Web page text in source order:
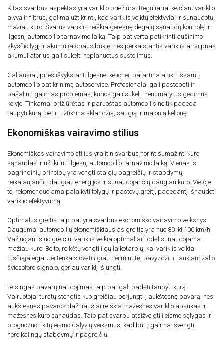
Kitas svarbus aspektas yra variklio priežiūra. Reguliariai keičiant variklio
alyvą ir filtrus, galima užtikrinti, kad variklis veiktų efektyviai ir sunaudotų
mažiau kuro. Švarus variklis reiškia geresnę degalų sąnaudų kontrolę ir
ilgesnį automobilio tarnavimo laiką. Taip pat verta patikrinti aušinimo
skysčio lygį ir akumuliatoriaus būklę, nes perkaistantis variklis ar silpnas
akumuliatorius gali sukelti neplanuotus sustojimus.
Galiausiai, prieš išvykstant ilgesnei kelionei, patartina atlikti išsamų
automobilio patikrinimą autoservise. Profesionalai gali pastebėti ir
pašalinti galimas problemas, kurios gali sukelti nenumatytus gedimus
kelyje. Tinkamai prižiūrėtas ir paruoštas automobilis ne tik padeda
taupyti kurą, bet ir užtikrina sklandžią, saugią ir malonią kelionę.
Ekonomiškas vairavimo stilius
Ekonomiškas vairavimo stilius yra itin svarbus norint sumažinti kuro
sąnaudas ir užtikrinti ilgesnį automobilio tarnavimo laiką. Vienas iš
pagrindinių principų yra vengti staigių pagreičių ir stabdymų,
reikalaujančių daugiau energijos ir sunaudojančių daugiau kuro. Vietoje
to, rekomenduojama palaikyti tolygų ir pastovų greitį, padedantį išnaudoti
variklio efektyvumą.
Optimalus greitis taip pat yra svarbus ekonomiško vairavimo veiksnys.
Daugumai automobilių ekonomiškiausias greitis yra nuo 80 iki 100 km/h.
Važiuojant šiuo greičiu, variklis veikia optimaliai, todėl sunaudojama
mažiau kuro. Be to, reikėtų vengti ilgų laikotarpių, kai variklis veikia
tuščiąja eiga. Jei tenka stovėti ilgiau nei minutę, pavyzdžiui, laukiant žalio
šviesoforo signalo, geriau variklį išjungti.
Teisingas pavarų naudojimas taip pat gali padėti taupyti kurą.
Vairuotojai turėtų stengtis kuo greičiau perjungti į aukštesnę pavarą, nes
aukštesnės pavaros dažniausiai reiškia mažesnes variklio apsukas ir
mažesnes kuro sąnaudas. Taip pat svarbu atsižvelgti į eismo sąlygas ir
prognozuoti kitų eismo dalyvių veiksmus, kad būtų galima išvengti
nereikalingų stabdymų ir pagreičių.